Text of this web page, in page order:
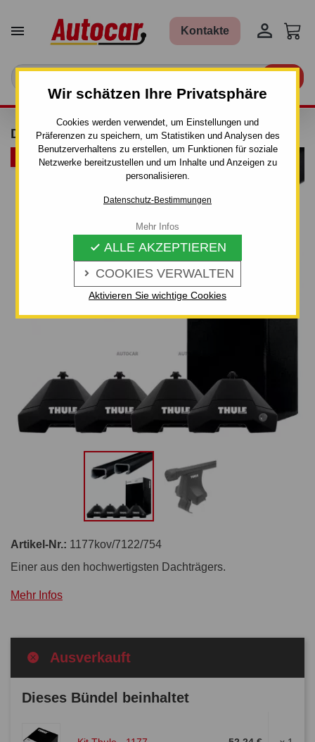
Wir schätzen Ihre Privatsphäre
Cookies werden verwendet, um Einstellungen und
Präferenzen zu speichern, um Statistiken und Analysen des
Benutzerverhaltens zu erstellen, um Funktionen für soziale
Netzwerke bereitzustellen und um Inhalte und Anzeigen zu
personalisieren.
Datenschutz-Bestimmungen
 COOKIES VERWALTEN
 ALLE AKZEPTIEREN
Aktivieren Sie wichtige Cookies
Mehr Infos
 Kontakte 
DACHTRÄGER THULE - STAHL
ARTIKELBÜNDEL
Artikel-Nr.: 1177kov/7122/754
Einer aus den hochwertigsten Dachträgers.
Mehr Infos
Ausverkauft
Dieses Bündel beinhaltet